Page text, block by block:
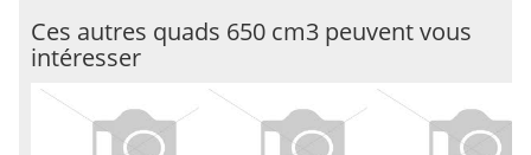
Ces autres quads 650 cm3 peuvent vous
intéresser